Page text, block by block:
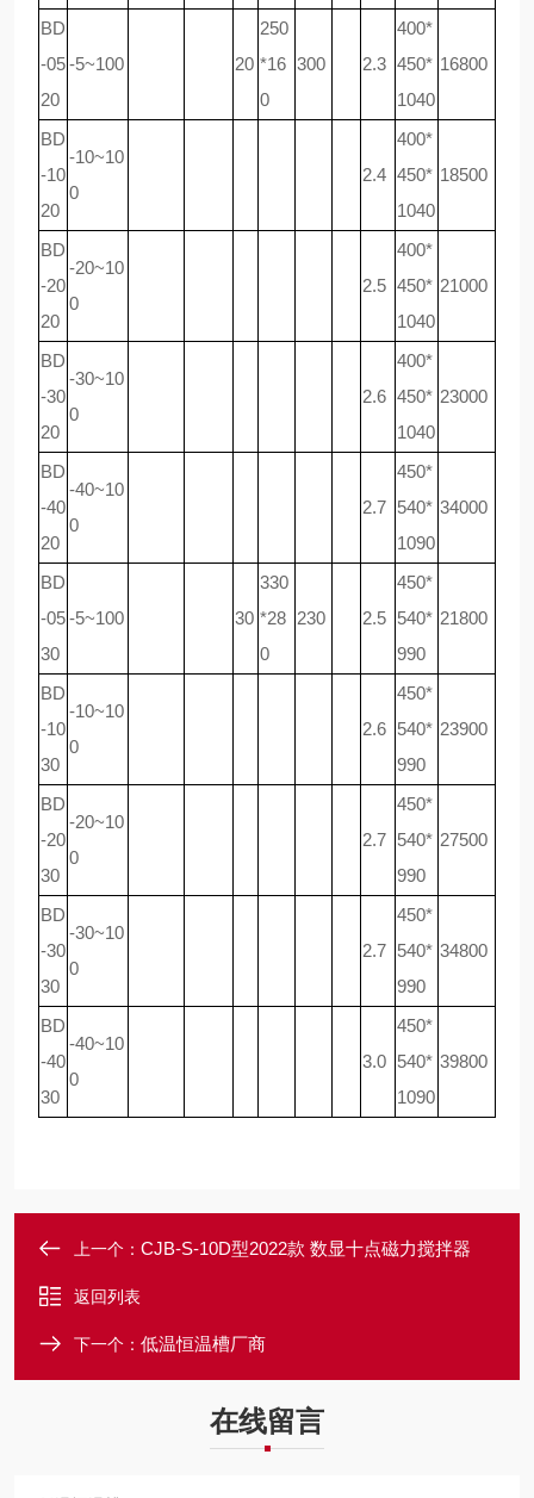
BD
-05
20
-5~100 20
250
*16
0
300 2.3
400*
450*
1040
16800
BD
-10
20
-10~10
0
2.4
400*
450*
1040
18500
BD
-20
20
-20~10
0
2.5
400*
450*
1040
21000
BD
-30
20
-30~10
0
2.6
400*
450*
1040
23000
BD
-40
20
-40~10
0
2.7
450*
540*
1090
34000
BD
-05
30
-5~100 30
330
*28
0
230 2.5
450*
540*
990
21800
BD
-10
30
-10~10
0
2.6
450*
540*
990
23900
BD
-20
30
-20~10
0
2.7
450*
540*
990
27500
BD
-30
30
-30~10
0
2.7
450*
540*
990
34800
BD
-40
30
-40~10
0
3.0
450*
540*
1090
39800
上一个： CJB-S-10D型2022款 数显十点磁力搅拌器
返回列表
下一个： 低温恒温槽厂商
在线留言